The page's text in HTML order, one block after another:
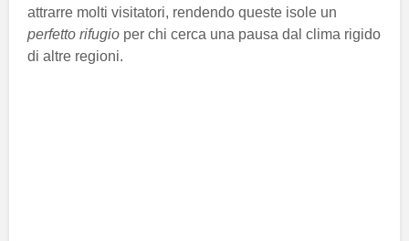
attrarre molti visitatori, rendendo queste isole un
perfetto rifugio per chi cerca una pausa dal clima rigido
di altre regioni.